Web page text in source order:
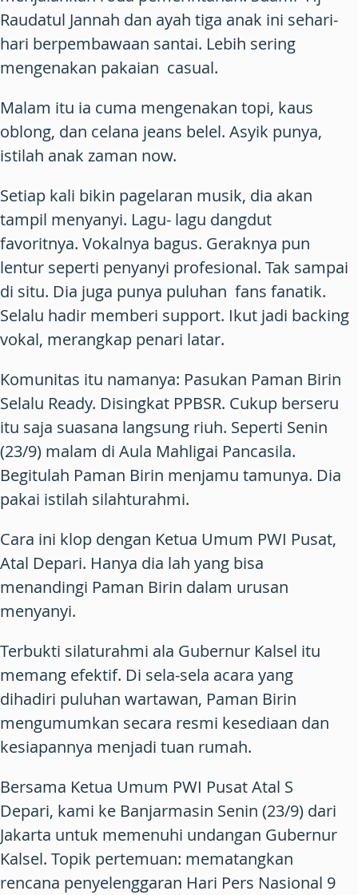
Raudatul Jannah dan ayah tiga anak ini sehari-
hari berpembawaan santai. Lebih sering
mengenakan pakaian casual.
Malam itu ia cuma mengenakan topi, kaus
oblong, dan celana jeans belel. Asyik punya,
istilah anak zaman now.
Setiap kali bikin pagelaran musik, dia akan
tampil menyanyi. Lagu- lagu dangdut
favoritnya. Vokalnya bagus. Geraknya pun
lentur seperti penyanyi profesional. Tak sampai
di situ. Dia juga punya puluhan fans fanatik.
Selalu hadir memberi support. Ikut jadi backing
vokal, merangkap penari latar.
Komunitas itu namanya: Pasukan Paman Birin
Selalu Ready. Disingkat PPBSR. Cukup berseru
itu saja suasana langsung riuh. Seperti Senin
(23/9) malam di Aula Mahligai Pancasila.
Begitulah Paman Birin menjamu tamunya. Dia
pakai istilah silahturahmi.
Cara ini klop dengan Ketua Umum PWI Pusat,
Atal Depari. Hanya dia lah yang bisa
menandingi Paman Birin dalam urusan
menyanyi.
Terbukti silaturahmi ala Gubernur Kalsel itu
memang efektif. Di sela-sela acara yang
dihadiri puluhan wartawan, Paman Birin
mengumumkan secara resmi kesediaan dan
kesiapannya menjadi tuan rumah.
Bersama Ketua Umum PWI Pusat Atal S
Depari, kami ke Banjarmasin Senin (23/9) dari
Jakarta untuk memenuhi undangan Gubernur
Kalsel. Topik pertemuan: mematangkan
rencana penyelenggaran Hari Pers Nasional 9